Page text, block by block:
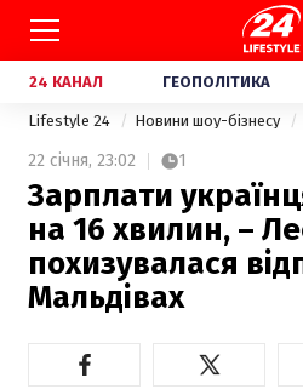
24 КАНАЛ ГЕОПОЛІТИКА
Lifestyle 24 Новини шоу-бізнесу
22 січня, 23:02 1
Зарплати
на 16 хвилин, –
похизувалася
Мальдівах